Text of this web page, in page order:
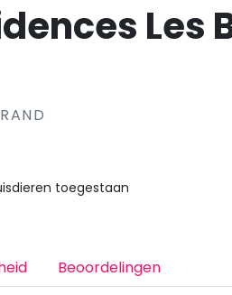
Les
toegestaan
Beoordelingen